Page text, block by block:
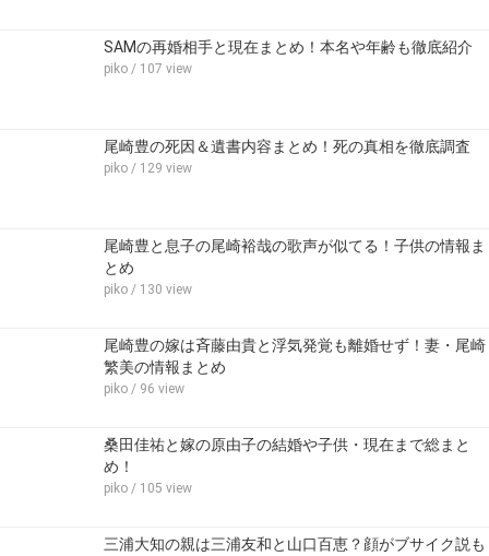
SAMの再婚相手と現在まとめ！本名や年齢も徹底紹介
piko / 107 view
尾崎豊の死因＆遺書内容まとめ！死の真相を徹底調査
piko / 129 view
尾崎豊と息子の尾崎裕哉の歌声が似てる！子供の情報ま
とめ
piko / 130 view
尾崎豊の嫁は斉藤由貴と浮気発覚も離婚せず！妻・尾崎
繁美の情報まとめ
piko / 96 view
桑田佳祐と嫁の原由子の結婚や子供・現在まで総まと
め！
piko / 105 view
三浦大知の親は三浦友和と山口百恵？顔がブサイク説も